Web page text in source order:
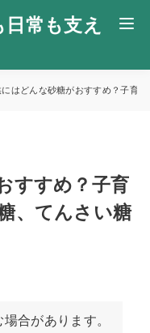
常も支え
にはどんな砂糖がおすすめ？子育
すすめ？子育
、てんさい糖
合があります。